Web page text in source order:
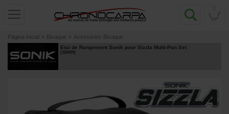
Página inicial » Bivaque » Acessórios Bivaque
Etui de Rangement Sonik pour Sizzla Multi-Pan Set
[226939]